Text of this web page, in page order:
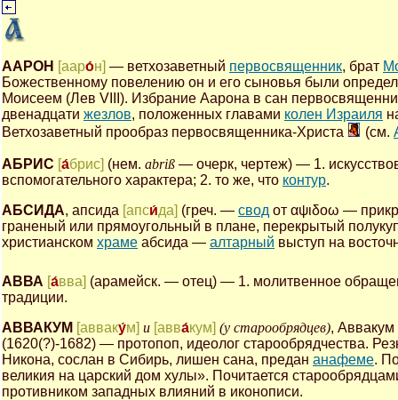
ААРОН [ааро́н] — ветхозаветный первосвященник, брат
Божественному повелению он и его сыновья были
Моисеем (Лев VIII). Избрание Аарона в сан
двенадцати жезлов, положенных главами колен Израиля
Ветхозаветный прообраз первосвященника-Христа
(см.
АБРИС [а́брис] (нем. abriß — очерк, чертеж) — 1.
вспомогательного характера; 2. то же, что контур.
АБСИДА, апсида [апси́да] (греч. — свод от αψιδοω —
граненый или прямоугольный в плане, перекрытый
христианском храме абсида — алтарный выступ на
АВВА [а́вва] (арамейск. — отец) — 1. молитвенное
традиции.
АВВАКУМ [авваку́м] и [авва́кум] (у старообрядцев), Аввакум
(1620(?)-1682) — протопоп, идеолог старообрядчества.
Никона, сослан в Сибирь, лишен сана, предан анафеме.
великия на царский дом хулы». Почитается
противником западных влияний в иконописи.